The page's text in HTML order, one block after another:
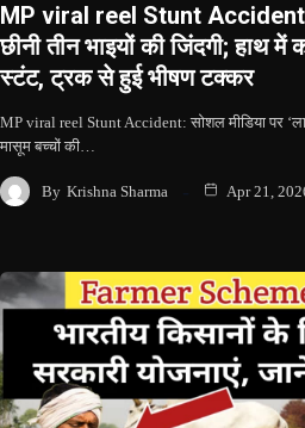
MP viral reel Stunt
छीनी तीन भाइयों की जिंदगी; हाथ
स्टंट, ट्रक से हुई भीषण टक्कर
MP viral reel Stunt Accident: सोशल मीडिया पर
मासूम बच्चों की…
By Krishna Sharma Apr 21,